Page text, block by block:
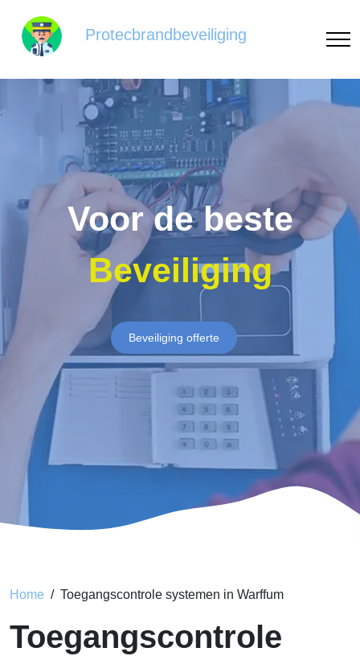
Protecbrandbeveiliging
Voor de beste
Beveiliging
Beveiliging offerte
Home Toegangscontrole systemen in Warffum
Toegangscontrole